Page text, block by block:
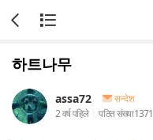
하트나무
assa72
सन्देश
2 वर्ष पहिले
पठित संख्या1371